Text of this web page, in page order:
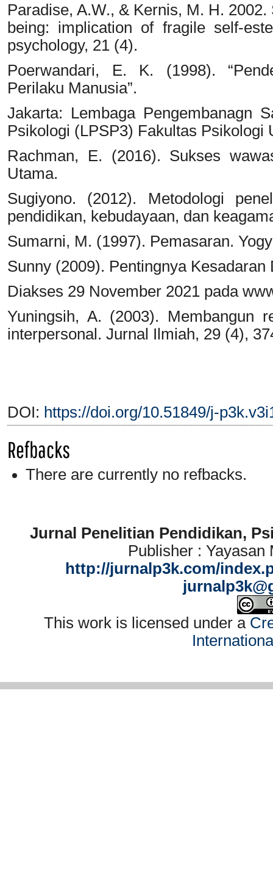
Paradise, A.W., & Kernis, M. H.
being: implication of fragile self-
psychology, 21 (4).
Poerwandari, E. K. (1998).
Perilaku Manusia”.
Jakarta: Lembaga Pengembanagn
Psikologi (LPSP3) Fakultas Psikologi
Rachman, E. (2016). Sukses
Utama.
Sugiyono. (2012). Metodologi
pendidikan, kebudayaan, dan
Sumarni, M. (1997). Pemasaran.
Sunny (2009). Pentingnya
Diakses 29 November 2021 pada
Yuningsih, A. (2003). Membangun
interpersonal. Jurnal Ilmiah, 29 (4),
DOI: https://doi.org/10.51849/j-
Refbacks
There are currently no refbacks.
Jurnal Penelitian Pendidikan,
Publisher : Yayasan
http://jurnalp3k.com/
This work is licensed under a